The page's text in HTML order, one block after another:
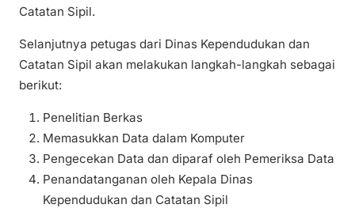
Catatan Sipil.
Selanjutnya petugas dari Dinas Kependudukan dan
Catatan Sipil akan melakukan langkah-langkah sebagai
berikut:
Penelitian Berkas
Memasukkan Data dalam Komputer
Pengecekan Data dan diparaf oleh Pemeriksa Data
Penandatanganan oleh Kepala Dinas
Kependudukan dan Catatan Sipil